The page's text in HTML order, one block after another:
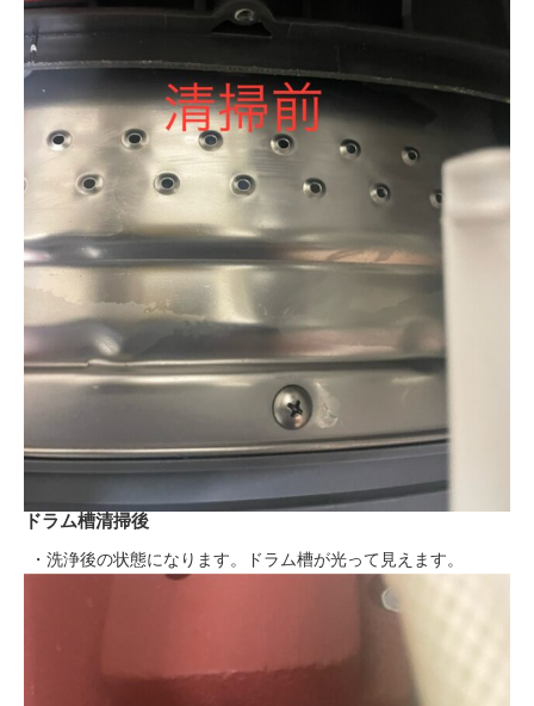
ドラム槽清掃後
・洗浄後の状態になります。ドラム槽が光って見えます。